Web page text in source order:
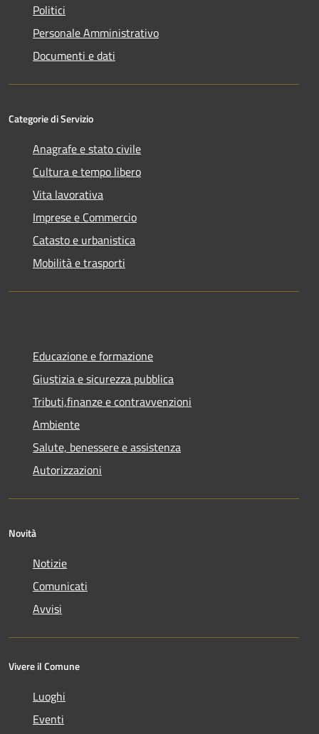
Politici
Personale Amministrativo
Documenti e dati
Categorie di Servizio
Anagrafe e stato civile
Cultura e tempo libero
Vita lavorativa
Imprese e Commercio
Catasto e urbanistica
Mobilità e trasporti
Educazione e formazione
Giustizia e sicurezza pubblica
Tributi,finanze e contravvenzioni
Ambiente
Salute, benessere e assistenza
Autorizzazioni
Novità
Notizie
Comunicati
Avvisi
Vivere il Comune
Luoghi
Eventi